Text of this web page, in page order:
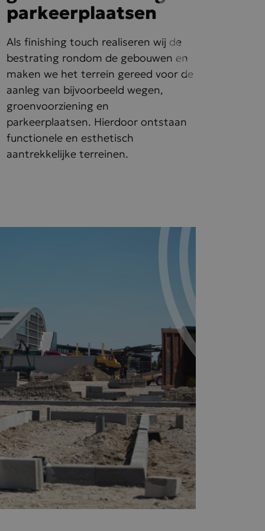
parkeerplaatsen
Als finishing touch realiseren wij de
bestrating rondom de gebouwen en
maken we het terrein gereed voor de
aanleg van bijvoorbeeld wegen,
groenvoorziening en
parkeerplaatsen. Hierdoor ontstaan
functionele en esthetisch
aantrekkelijke terreinen.
de Cookie-
cookie-banner
om
met de site
over de
betrekking
instellingen,
in
meer
cookie
door
als klant-
site en
om de
om
video's
of de
de
gebruikt.
gedurende